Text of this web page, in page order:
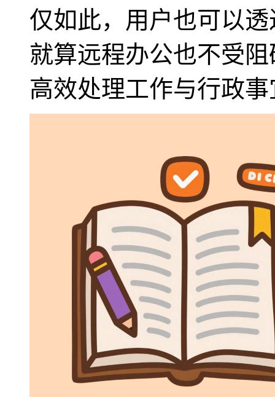
仅如此，用户也可以
就算远程办公也不受
高效处理工作与行政